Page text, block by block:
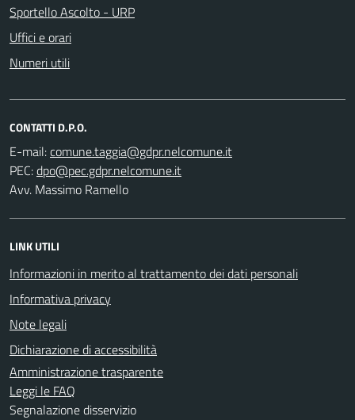
Sportello Ascolto - URP
Uffici e orari
Numeri utili
CONTATTI D.P.O.
E-mail:
PEC:
Avv. Massimo Ramello
LINK UTILI
Informazioni in merito al trattamento dei dati personali
Informativa privacy
Note legali
Dichiarazione di accessibilità
Amministrazione trasparente
Leggi le FAQ
Segnalazione disservizio